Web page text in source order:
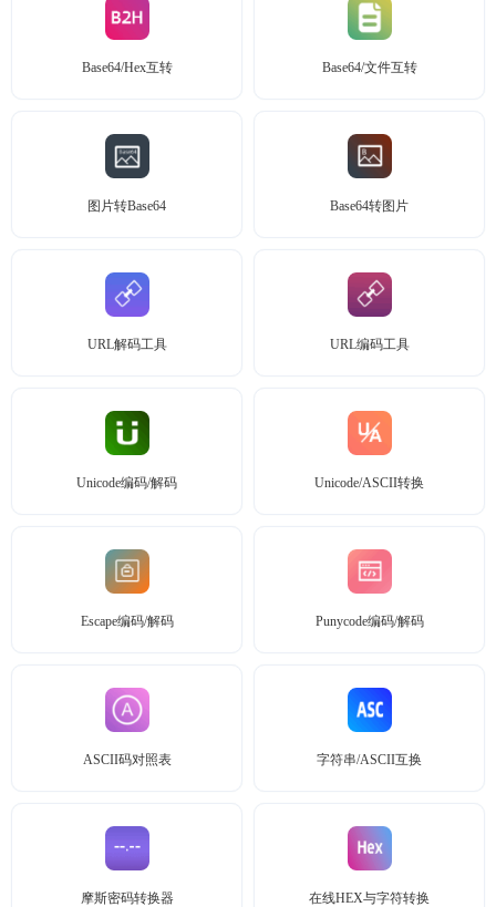
Base64/Hex互转 Base64/文件互转
图片转Base64 Base64转图片
URL解码工具 URL编码工具
Unicode编码/解码 Unicode/ASCII转换
Escape编码/解码 Punycode编码/解码
ASCII码对照表 字符串/ASCII互换
摩斯密码转换器 在线HEX与字符转换